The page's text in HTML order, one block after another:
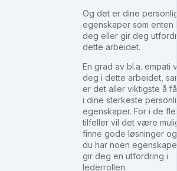
Og det er dine
egenskaper som enten
deg eller gir deg
dette arbeidet.
En grad av bl.a. empati
deg i dette arbeidet,
er det aller viktigste å
i dine sterkeste
egenskaper. For i de
tilfeller vil det være
finne gode løsninger
du har noen
gir deg en utfordring i
lederrollen.